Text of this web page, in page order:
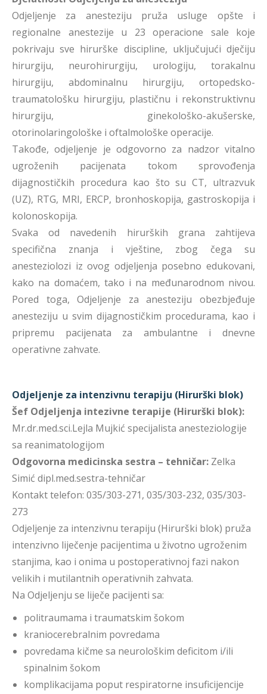
Odjeljenje za anesteziju pruža usluge opšte i
regionalne anestezije u 23 operacione sale koje
pokrivaju sve hirurške discipline, uključujući dječiju
hirurgiju, neurohirurgiju, urologiju, torakalnu
hirurgiju, abdominalnu hirurgiju, ortopedsko-
traumatološku hirurgiju, plastičnu i rekonstruktivnu
hirurgiju, ginekološko-akušerske,
otorinolaringološke i oftalmološke operacije.
Takođe, odjeljenje je odgovorno za nadzor vitalno
ugroženih pacijenata tokom sprovođenja
dijagnostičkih procedura kao što su CT, ultrazvuk
(UZ), RTG, MRI, ERCP, bronhoskopija, gastroskopija i
kolonoskopija.
Svaka od navedenih hirurških grana zahtijeva
specifična znanja i vještine, zbog čega su
anesteziolozi iz ovog odjeljenja posebno edukovani,
kako na domaćem, tako i na međunarodnom nivou.
Pored toga, Odjeljenje za anesteziju obezbjeđuje
anesteziju u svim dijagnostičkim procedurama, kao i
pripremu pacijenata za ambulantne i dnevne
operativne zahvate.
Odjeljenje za intenzivnu terapiju (Hirurški blok)
Šef Odjeljenja intezivne terapije (Hirurški blok):
Mr.dr.med.sci.Lejla Mujkić specijalista anesteziologije
sa reanimatologijom
Odgovorna medicinska sestra – tehničar: Zelka
Simić dipl.med.sestra-tehničar
Kontakt telefon: 035/303-271, 035/303-232, 035/303-
273
Odjeljenje za intenzivnu terapiju (Hirurški blok) pruža
intenzivno liječenje pacijentima u životno ugroženim
stanjima, kao i onima u postoperativnoj fazi nakon
velikih i mutilantnih operativnih zahvata.
Na Odjeljenju se liječe pacijenti sa:
politraumama i traumatskim šokom
kraniocerebralnim povredama
povredama kičme sa neurološkim deficitom i/ili
spinalnim šokom
komplikacijama poput respiratorne insuficijencije